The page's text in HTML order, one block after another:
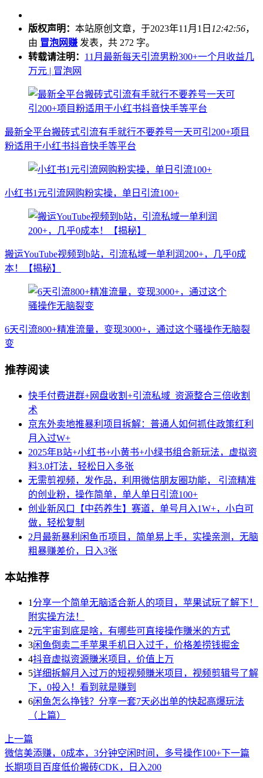
版权声明： 本站原创文章，于2023年11月1日 12:42:56，
由 冒泡网赚 发表，共 272 字。
转载请注明： 11月最新每天引流男粉300+一个月收益几
万元 | 冒泡网
最新全平台搬砖式引流有手就行不要养号一天可引200+项目
粉适用于小红书抖音快手等平台
小红书1元引流网购粉实操，单日引流100+
搬运YouTube视频到b站，引流私域一单利润200+，几乎0成
本！【揭秘】
6天引流800+精准流量，变现3000+，通过这个骚操作无脑裂
变
推荐阅读
快手付费进群+网盘收割+引流私域_资源整合三倍收割
术
京东外卖地推暴利项目拆解：普通人如何抓住政策红利
月入过W+
2025年B站+小红书+小黄书+小绿书组合新玩法，虚拟资
料3.0打法，轻松日入多张
无需剪视频，发作品，利用微信朋友圈功能， 引流精准
的创业粉，操作简单，单人单日引流100+
创业新风口【中药养生】赛道，单号月入1W+，小白可
做，轻松复制
2月最新暴利闲鱼币项目，简单易上手，实操亲测，无脑
粗暴赚差价，日入3张
本站推荐
1 分享一个简单无脑适合新人的项目，苹果试玩了解下！
附实操方法！
2元宇宙到底是啥，有哪些可直接操作賺米的方式
3闲鱼倒卖二手苹果手机日入过千，价格差捞钱掘金
4抖音虚拟资源賺米项目，价值上万
5详细拆解月入过万的短视频賺米项目，视频剪辑号了解
下，0投入！看到就是赚到
6闲鱼怎么挣钱？分享一套7天必出单的快起高爆玩法
（上篇）
上一篇
微信美添赚，0成本，3分钟空闲时间，多号操作100+下一篇
长期项目百度低价搬砖CDK，日入200